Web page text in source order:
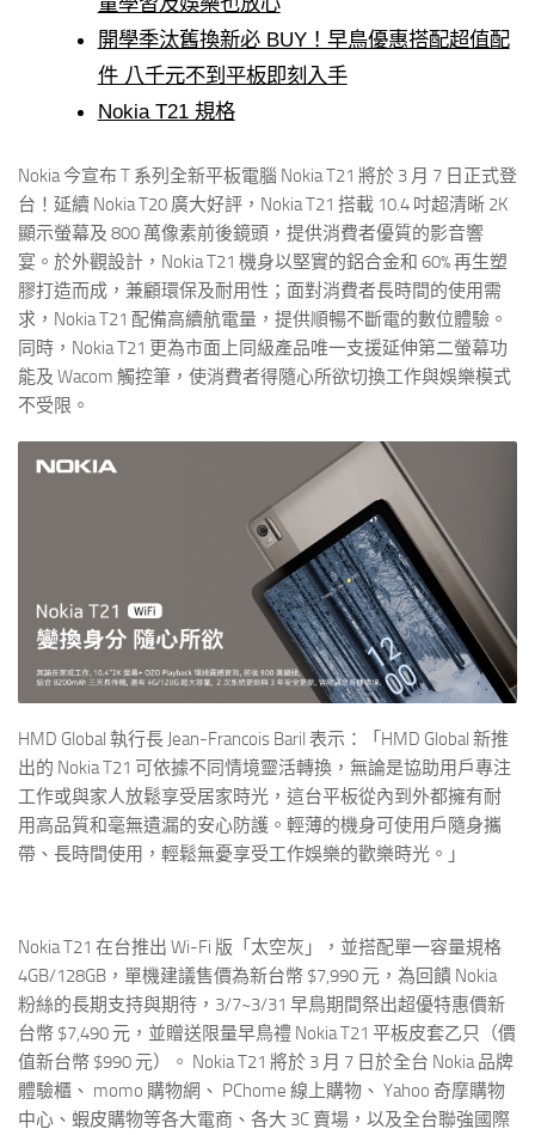
開學季汰舊換新必 BUY！早鳥優惠搭配超值配
件 八千元不到平板即刻入手
Nokia T21 規格
Nokia 今宣布 T 系列全新平板電腦 Nokia T21 將於 3 月 7 日正式登
台！延續 Nokia T20 廣大好評，Nokia T21 搭載 10.4 吋超清晰 2K
顯示螢幕及 800 萬像素前後鏡頭，提供消費者優質的影音響
宴。於外觀設計，Nokia T21 機身以堅實的鋁合金和 60% 再生塑
膠打造而成，兼顧環保及耐用性；面對消費者長時間的使用需
求，Nokia T21 配備高續航電量，提供順暢不斷電的數位體驗。
同時，Nokia T21 更為市面上同級產品唯一支援延伸第二螢幕功
能及 Wacom 觸控筆，使消費者得隨心所欲切換工作與娛樂模式
不受限。
HMD Global 執行長 Jean-Francois Baril 表示：「HMD Global 新推
出的 Nokia T21 可依據不同情境靈活轉換，無論是協助用戶專注
工作或與家人放鬆享受居家時光，這台平板從內到外都擁有耐
用高品質和毫無遺漏的安心防護。輕薄的機身可使用戶隨身攜
帶、長時間使用，輕鬆無憂享受工作娛樂的歡樂時光。」
Nokia T21 在台推出 Wi-Fi 版「太空灰」，並搭配單一容量規格
4GB/128GB，單機建議售價為新台幣 $7,990 元，為回饋 Nokia
粉絲的長期支持與期待，3/7~3/31 早鳥期間祭出超優特惠價新
台幣 $7,490 元，並贈送限量早鳥禮 Nokia T21 平板皮套乙只（價
值新台幣 $990 元）。 Nokia T21 將於 3 月 7 日於全台 Nokia 品牌
體驗櫃、 momo 購物網、 PChome 線上購物、 Yahoo 奇摩購物
中心、蝦皮購物等各大電商、各大 3C 賣場，以及全台聯強國際